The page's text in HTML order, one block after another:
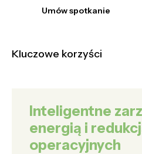
Umów spotkanie
Kluczowe korzyści
Inteligentne
energią i
operacyjnych